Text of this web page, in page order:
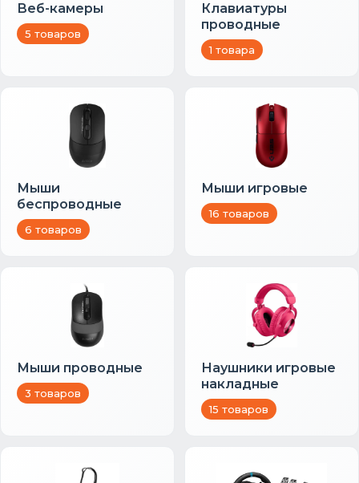
Веб-камеры
5 товаров
Клавиатуры
проводные
1 товара
Мыши
беспроводные
6 товаров
Мыши игровые
16 товаров
Мыши проводные
3 товаров
Наушники игровые
накладные
15 товаров